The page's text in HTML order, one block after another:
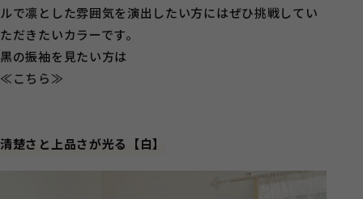
ルで凛とした雰囲気を演出したい方にはぜひ挑戦してい
ただきたいカラーです。
黒の振袖を見たい方は
≪こちら≫
清楚さと上品さが光る【白】